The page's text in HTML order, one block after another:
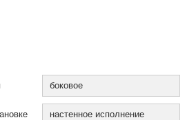
боковое
настенное исполнение